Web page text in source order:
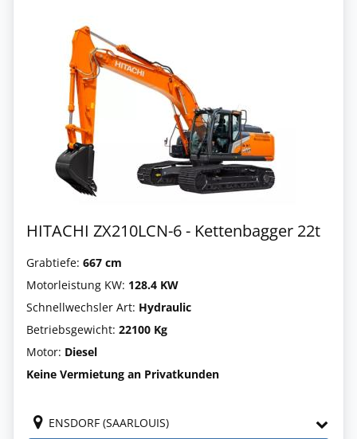
HITACHI ZX210LCN-6 - Kettenbagger 22t
Grabtiefe: 667 cm
Motorleistung KW: 128.4 KW
Schnellwechsler Art: Hydraulic
Betriebsgewicht: 22100 Kg
Motor: Diesel
Keine Vermietung an Privatkunden
ENSDORF (SAARLOUIS)